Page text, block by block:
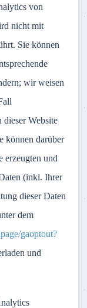
von
nicht mit
Sie können
wir weisen
dieser Website
können darüber
erzeugten und
(inkl. Ihrer
dieser Daten
dem
gaoptout?
und